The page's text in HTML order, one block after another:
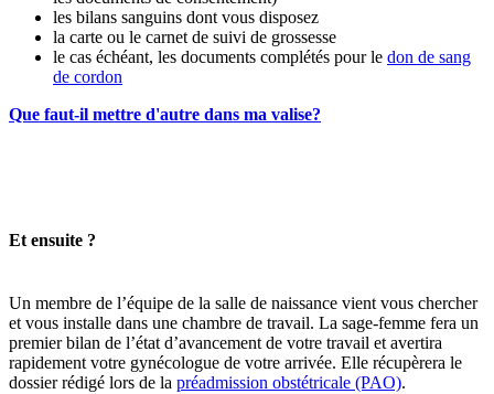
les bilans sanguins dont vous disposez
la carte ou le carnet de suivi de grossesse
le cas échéant, les documents complétés pour le don de sang
de cordon
Que faut-il mettre d'autre dans ma valise?
Et ensuite ?
Un membre de l’équipe de la salle de naissance vient vous chercher
et vous installe dans une chambre de travail. La sage-femme fera un
premier bilan de l’état d’avancement de votre travail et avertira
rapidement votre gynécologue de votre arrivée. Elle récupèrera le
dossier rédigé lors de la préadmission obstétricale (PAO).